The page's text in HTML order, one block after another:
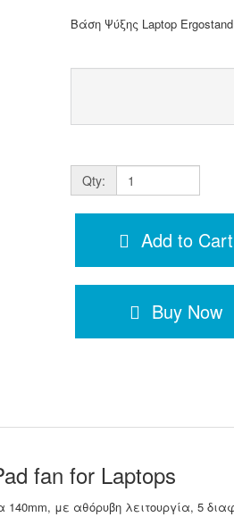
Βάση Ψύξης Laptop
Qty:
Add to Cart
Buy Now
fan for Laptops
με αθόρυβη λειτουργία, 5